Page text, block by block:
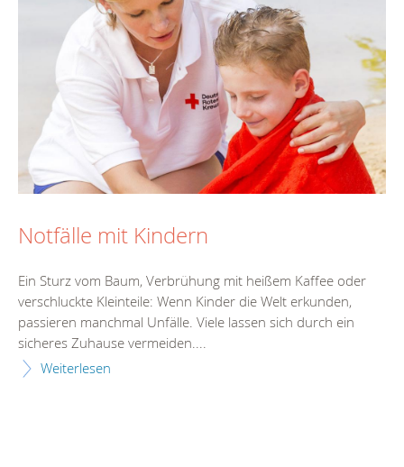
Notfälle mit Kindern
Ein Sturz vom Baum, Verbrühung mit heißem Kaffee oder
verschluckte Kleinteile: Wenn Kinder die Welt erkunden,
passieren manchmal Unfälle. Viele lassen sich durch ein
sicheres Zuhause vermeiden....
Weiterlesen